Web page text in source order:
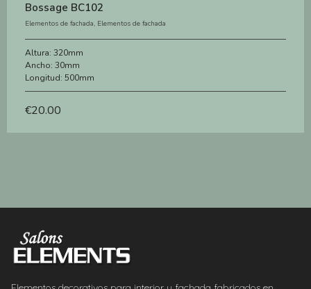
Bossage BC102
Elementos de fachada, Elementos de fachada
Altura: 320mm
Ancho: 30mm
Longitud: 500mm
€20.00